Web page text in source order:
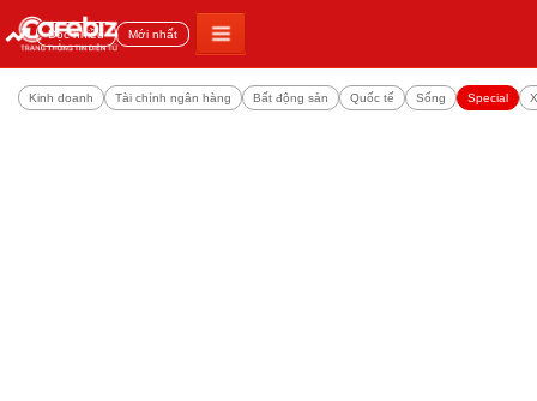
Đọc nhiều Mới nhất
Kinh doanh Tài chính ngân hàng Bất động sản Quốc tế Sống Special